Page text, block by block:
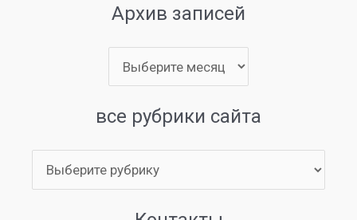
Архив записей
записей
все рубрики сайта
рубрики